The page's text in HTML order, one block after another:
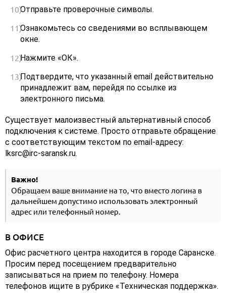
Отправьте проверочные символы.
Ознакомьтесь со сведениями во всплывающем
окне.
Нажмите «ОК».
Подтвердите, что указанный email действительно
принадлежит вам, перейдя по ссылке из
электронного письма.
Существует малоизвестный альтернативный способ
подключения к системе. Просто отправьте обращение
с соответствующим текстом по email-адресу:
lksrc@irc-saransk.ru.
Важно!
Обращаем ваше внимание на то, что вместо логина в
дальнейшем допустимо использовать электронный
адрес или телефонный номер.
В ОФИСЕ
Офис расчетного центра находится в городе Саранске.
Просим перед посещением предварительно
записываться на прием по телефону. Номера
телефонов ищите в рубрике «Техническая поддержка».